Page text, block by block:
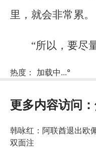
里，就会非常累。
“所以，要尽
热度： 加载中...°
更多内容访问：
韩咏红：阿联酋退出欧
双面注